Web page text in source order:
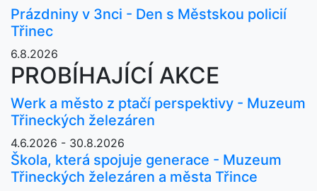
Prázdniny v 3nci - Den s Městskou policií
Třinec
6.8.2026
PROBÍHAJÍCÍ AKCE
Werk a město z ptačí perspektivy - Muzeum
Třineckých železáren
4.6.2026 - 30.8.2026
Škola, která spojuje generace - Muzeum
Třineckých železáren a města Třince